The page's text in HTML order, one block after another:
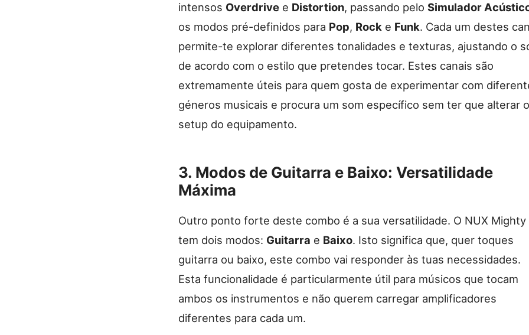
intensos Overdrive e Distortion, passando pelo Simulador
os modos pré-definidos para Pop, Rock e Funk. Cada um destes
permite-te explorar diferentes tonalidades e texturas, ajustando o
de acordo com o estilo que pretendes tocar. Estes canais são
extremamente úteis para quem gosta de experimentar com
géneros musicais e procura um som específico sem ter que alterar o
setup do equipamento.
3. Modos de Guitarra e Baixo: Versatilidade
Máxima
Outro ponto forte deste combo é a sua versatilidade. O NUX Mighty
tem dois modos: Guitarra e Baixo. Isto significa que, quer toques
guitarra ou baixo, este combo vai responder às tuas necessidades.
Esta funcionalidade é particularmente útil para músicos que tocam
ambos os instrumentos e não querem carregar amplificadores
diferentes para cada um.